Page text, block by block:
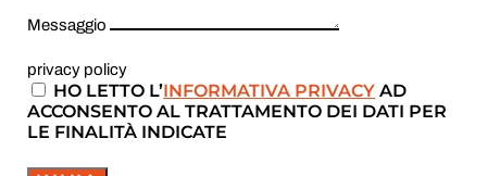
Messaggio
privacy policy
HO LETTO L’INFORMATIVA PRIVACY AD
ACCONSENTO AL TRATTAMENTO DEI DATI PER
LE FINALITÀ INDICATE